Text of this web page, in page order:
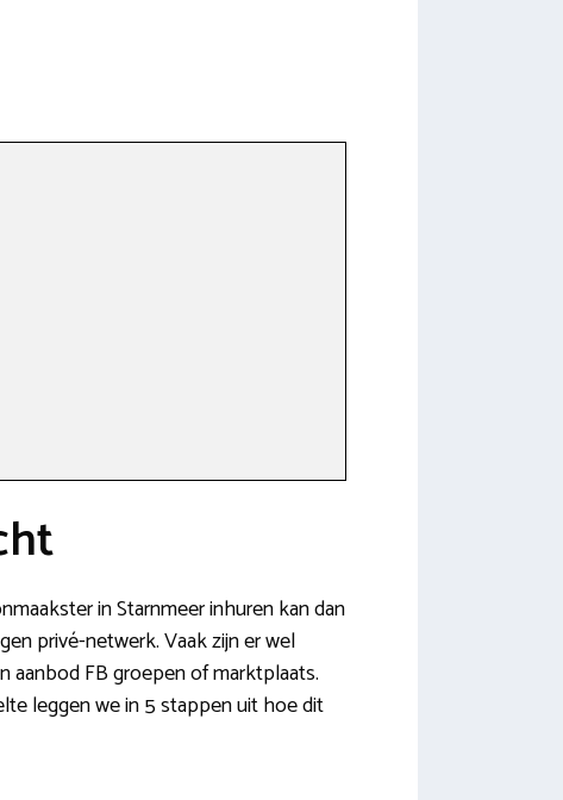
in Starnmeer inhuren kan dan
privé-netwerk. Vaak zijn er wel
aanbod FB groepen of marktplaats.
leggen we in 5 stappen uit hoe dit